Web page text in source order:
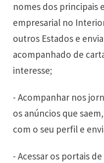
nomes dos principais
empresarial no
outros Estados e
acompanhado de
interesse;
- Acompanhar nos
os anúncios que
com o seu perfil e
- Acessar os portais